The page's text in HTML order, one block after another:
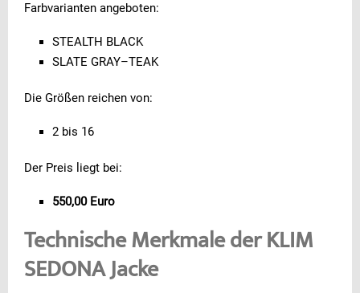
Farbvarianten angeboten:
STEALTH BLACK
SLATE GRAY–TEAK
Die Größen reichen von:
2 bis 16
Der Preis liegt bei:
550,00 Euro
Technische Merkmale der KLIM
SEDONA Jacke